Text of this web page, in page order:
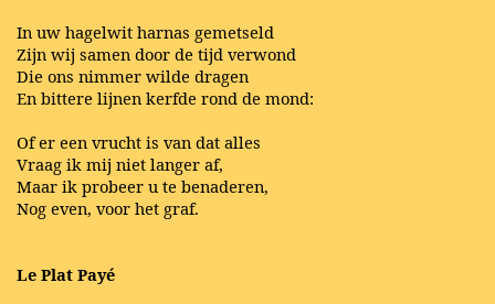
In uw hagelwit harnas gemetseld
Zijn wij samen door de tijd verwond
Die ons nimmer wilde dragen
En bittere lijnen kerfde rond de mond:
Of er een vrucht is van dat alles
Vraag ik mij niet langer af,
Maar ik probeer u te benaderen,
Nog even, voor het graf.
Le Plat Payé